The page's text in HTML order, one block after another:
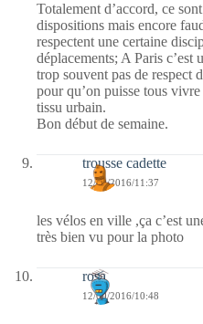
Totalement d’accord, ce
dispositions mais encore
respectent une certaine
déplacements; A Paris c’est
trop souvent pas de respect
pour qu’on puisse tous
tissu urbain.
Bon début de semaine.
trousse cadette
12/09/2016/11:37
les vélos en ville ,ça c’est
très bien vu pour la photo
rosa
12/09/2016/10:48